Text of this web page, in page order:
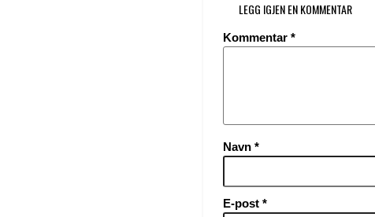
LEGG IGJEN EN KOMMENTAR
Kommentar *
Navn *
E-post *